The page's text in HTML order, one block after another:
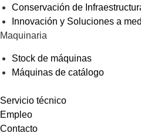
Conservación de
Innovación y Soluciones a
Maquinaria
Stock de máquinas
Máquinas de catálogo
Servicio técnico
Empleo
Contacto